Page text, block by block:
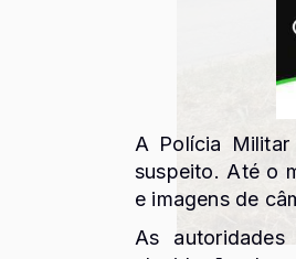
A Polícia
suspeito. Até o
e imagens de
As